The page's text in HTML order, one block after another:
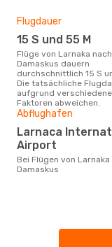
Flugdauer
15 S und 55 M
Flüge von Larnaka nach
Damaskus dauern
durchschnittlich 15 S
Die tatsächliche
aufgrund
Faktoren abweichen.
Abflughafen
Larnaca International
Airport
Bei Flügen von Larnaka nach
Damaskus